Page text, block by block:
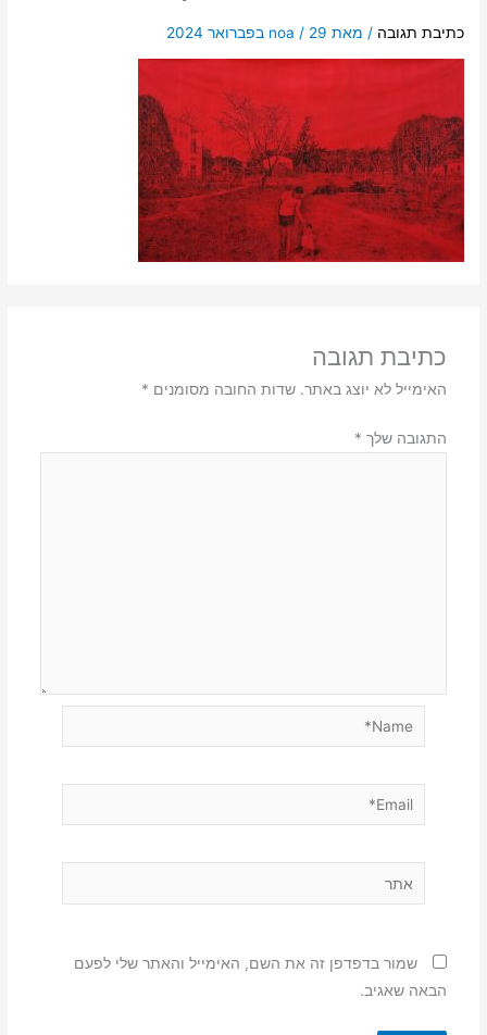
כתיבת תגובה / מאת noa / 29 בפברואר 2024
כתיבת תגובה
האימייל לא יוצג באתר. שדות החובה מסומנים *
התגובה שלך *
Email*
שמור בדפדפן זה את השם, האימייל והאתר שלי לפעם
הבאה שאגיב.